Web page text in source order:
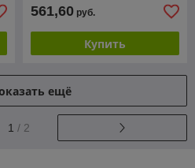
561,60 руб.
Купить
ещё
1 / 2